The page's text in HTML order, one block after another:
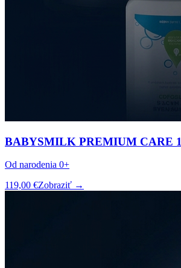
BABYSMILK PREMIUM CARE 1
Od narodenia 0+
119,00 €Zobraziť →